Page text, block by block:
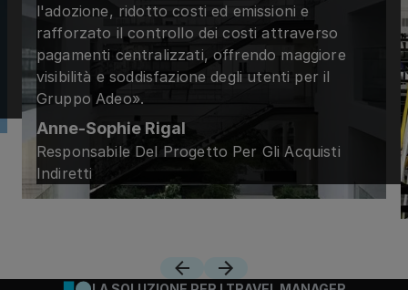
l'adozione, ridotto costi ed emissioni e
rafforzato il controllo dei costi attraverso
pagamenti centralizzati, offrendo maggiore
visibilità e soddisfazione degli utenti per il
Gruppo Adeo».
Anne-Sophie Rigal
Responsabile Del Progetto Per Gli Acquisti
Indiretti
Gioca
Gioca